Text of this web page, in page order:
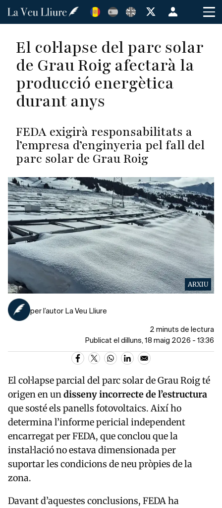
Vés
Menú
de
cuenta
de
usuario
El col·lapse del parc solar
de Grau Roig afectarà la
producció energètica
durant anys
FEDA exigirà responsabilitats a
l’empresa d’enginyeria pel fall del
parc solar de Grau Roig
ARXIU
per l’autor La Veu Lliure
2 minuts de lectura
Publicat el dilluns, 18 maig 2026 - 13:36
El col·lapse parcial del parc solar deGrau Roigté
origen en un disseny incorrecte de l’estructura
que sosté els panells fotovoltaics. Així ho
determina l’informe pericial independent
encarregat perFEDA, que conclou que la
instal·lació no estava dimensionada per
suportar les condicions de neu pròpies de la
zona.
Davant d’aquestes conclusions, FEDA ha